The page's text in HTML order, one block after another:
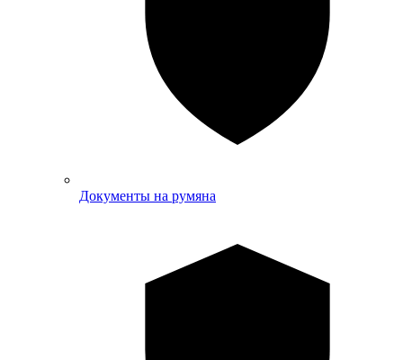
Документы на румяна